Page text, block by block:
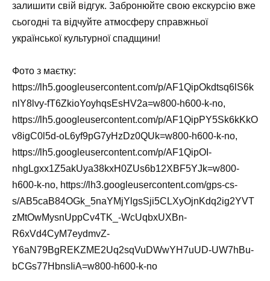
залишити свій відгук. Забронюйте свою екскурсію вже
сьогодні та відчуйте атмосферу справжньої
української культурної спадщини!
Фото з маєтку:
https://lh5.googleusercontent.com/p/AF1QipOkdtsq6lS6k
nlY8lvy-fT6ZkioYoyhqsEsHV2a=w800-h600-k-no,
https://lh5.googleusercontent.com/p/AF1QipPY5Sk6kKkO
v8igC0l5d-oL6yf9pG7yHzDz0QUk=w800-h600-k-no,
https://lh5.googleusercontent.com/p/AF1QipOI-
nhgLgxx1Z5akUya38kxH0ZUs6b12XBF5YJk=w800-
h600-k-no, https://lh3.googleusercontent.com/gps-cs-
s/AB5caB84OGk_5naYMjYlgsSji5CLXyOjnKdq2ig2YVT
zMtOwMysnUppCv4TK_-WcUqbxUXBn-
R6xVd4CyM7eydmvZ-
Y6aN79BgREKZME2Uq2sqVuDWwYH7uUD-UW7hBu-
bCGs77HbnsIiA=w800-h600-k-no